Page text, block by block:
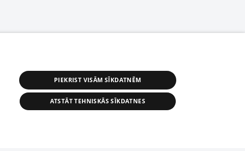
PIEKRIST VISĀM SĪKDATNĒM
ATSTĀT TEHNISKĀS SĪKDATNES